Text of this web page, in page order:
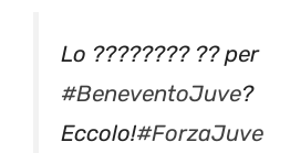
Lo ???????? ?? per
#BeneventoJuve?
Eccolo!#ForzaJuve